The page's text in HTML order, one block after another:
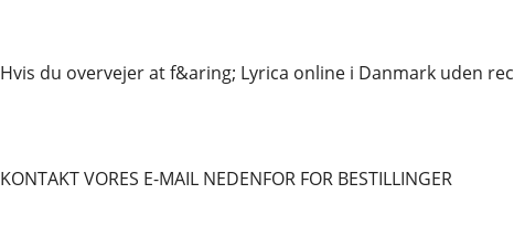
Hvis du overvejer at f&aring; Lyrica online i Danmark uden
KONTAKT VORES E-MAIL NEDENFOR FOR BESTILLINGER